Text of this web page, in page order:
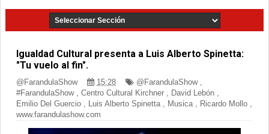
Igualdad Cultural presenta a Luis Alberto Spinetta:
"Tu vuelo al fin".
@FarandulaShow 15:28 @FarandulaShow,
#FarandulaShow, Centro Cultural Kirchner David Lebón
Emilio Del Guercio
Luis Alberto Spinetta Musica Ricardo Mollo
www.farandulashow.com